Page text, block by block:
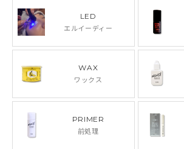
LED
エルイーディー
WAX
ワックス
PRIMER
前処理